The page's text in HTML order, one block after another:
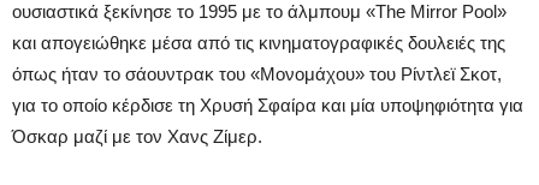
ουσιαστικά ξεκίνησε το 1995 με το άλμπουμ «The Mirror Pool»
και απογειώθηκε μέσα από τις κινηματογραφικές δουλειές της
όπως ήταν το σάουντρακ του «Μονομάχου» του Ρίντλεϊ Σκοτ,
για το οποίο κέρδισε τη Χρυσή Σφαίρα και μία υποψηφιότητα για
Όσκαρ μαζί με τον Χανς Ζίμερ.